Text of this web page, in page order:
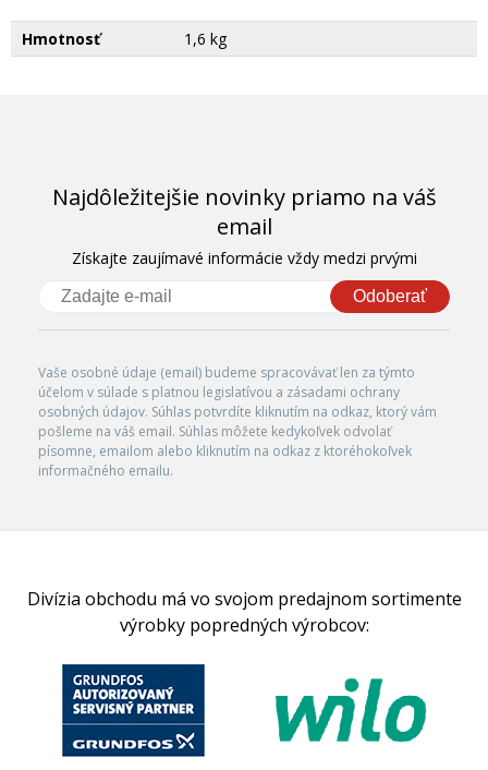
Hmotnosť 1,6 kg
Najdôležitejšie novinky priamo na váš
email
Získajte zaujímavé informácie vždy medzi prvými
Odoberať
Vaše osobné údaje (email) budeme spracovávať len za týmto
účelom v súlade s platnou legislatívou a zásadami ochrany
osobných údajov. Súhlas potvrdíte kliknutím na odkaz, ktorý vám
pošleme na váš email. Súhlas môžete kedykoľvek odvolať
písomne, emailom alebo kliknutím na odkaz z ktoréhokoľvek
informačného emailu.
Divízia obchodu má vo svojom predajnom sortimente
výrobky popredných výrobcov: